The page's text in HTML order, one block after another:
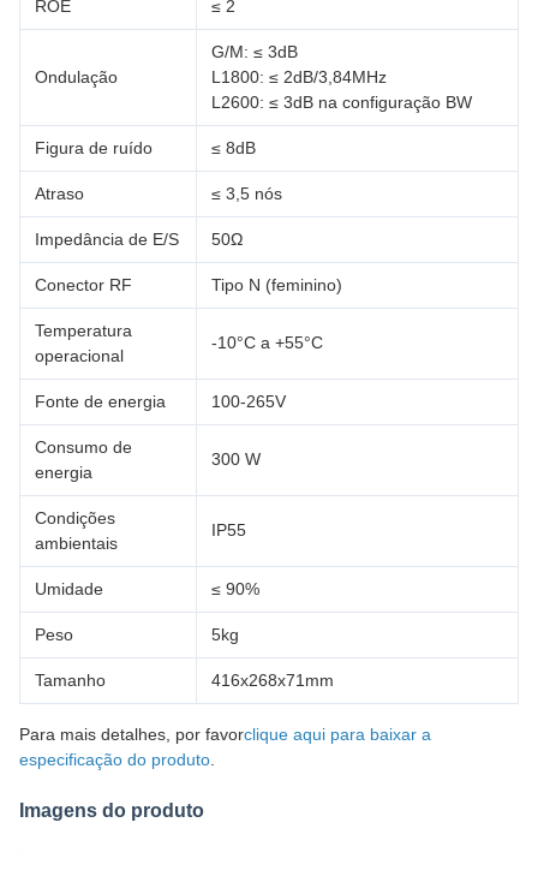
ROE ≤ 2
Ondulação
G/M: ≤ 3dB
L1800: ≤ 2dB/3,84MHz
L2600: ≤ 3dB na configuração BW
Figura de ruído ≤ 8dB
Atraso ≤ 3,5 nós
Impedância de E/S 50Ω
Conector RF Tipo N (feminino)
Temperatura
operacional
-10°C a +55°C
Fonte de energia 100-265V
Consumo de
energia
300 W
Condições
ambientais
IP55
Umidade ≤ 90%
Peso 5kg
Tamanho 416x268x71mm
Para mais detalhes, por favorclique aqui para baixar a
especificação do produto
Imagens do produto